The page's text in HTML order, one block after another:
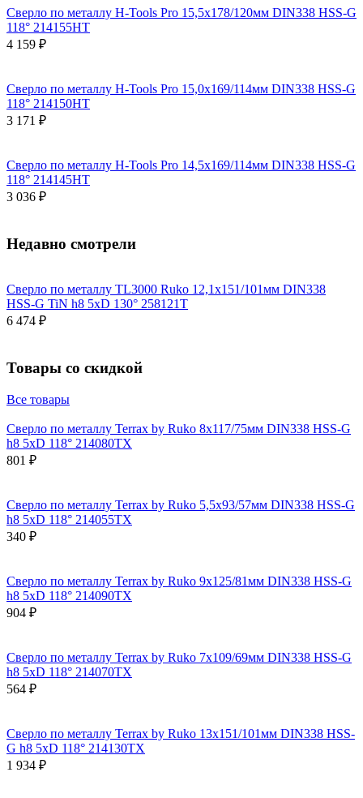
Сверло по металлу H-Tools Pro 15,5x178/120мм DIN338 HSS-G
118° 214155HT
4 159 ₽
Сверло по металлу H-Tools Pro 15,0x169/114мм DIN338 HSS-G
118° 214150HT
3 171 ₽
Сверло по металлу H-Tools Pro 14,5x169/114мм DIN338 HSS-G
118° 214145HT
3 036 ₽
Недавно смотрели
Сверло по металлу TL3000 Ruko 12,1x151/101мм DIN338
HSS-G TiN h8 5xD 130° 258121T
6 474 ₽
Товары со скидкой
Все товары
Сверло по металлу Terrax by Ruko 8x117/75мм DIN338 HSS-G
h8 5xD 118° 214080TX
801 ₽
Сверло по металлу Terrax by Ruko 5,5x93/57мм DIN338 HSS-G
h8 5xD 118° 214055TX
340 ₽
Сверло по металлу Terrax by Ruko 9x125/81мм DIN338 HSS-G
h8 5xD 118° 214090TX
904 ₽
Сверло по металлу Terrax by Ruko 7x109/69мм DIN338 HSS-G
h8 5xD 118° 214070TX
564 ₽
Сверло по металлу Terrax by Ruko 13x151/101мм DIN338 HSS-
G h8 5xD 118° 214130TX
1 934 ₽